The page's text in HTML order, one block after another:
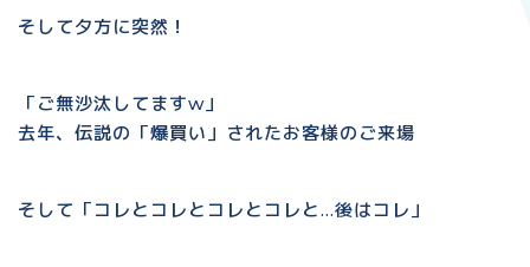
そして夕方に突然！
「ご無沙汰してますw」
去年、伝説の「爆買い」されたお客様のご来場
そして「コレとコレとコレとコレと…後はコレ」